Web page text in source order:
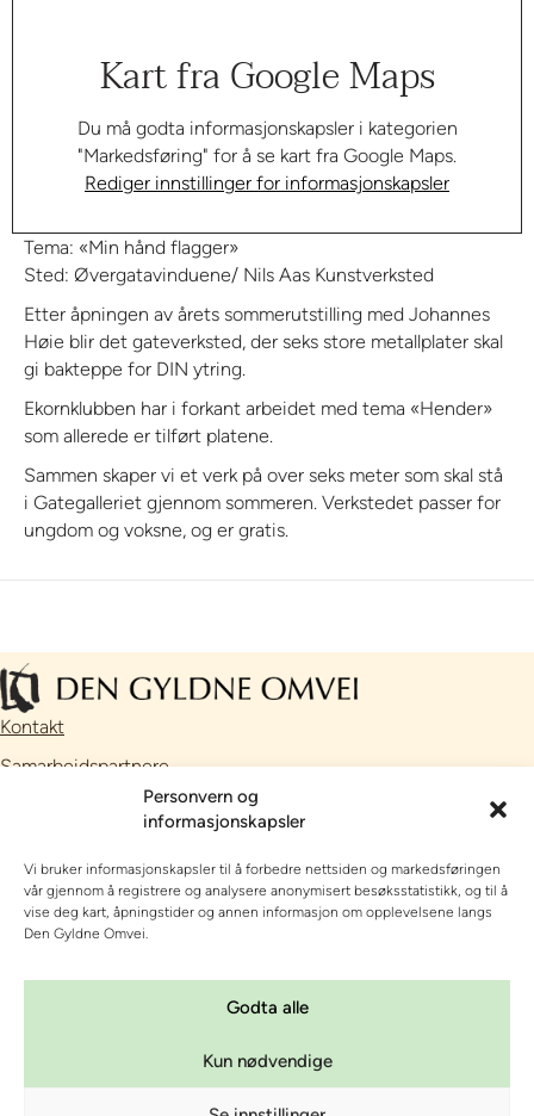
Personvern og
informasjonskapsler
Vi bruker informasjonskapsler til å forbedre nettsiden og markedsføringen
vår gjennom å registrere og analysere anonymisert besøksstatistikk, og til å
vise deg kart, åpningstider og annen informasjon om opplevelsene langs
Den Gyldne Omvei.
Godta alle
Kun nødvendige
Tema: «Min hånd flagger»
Sted: Øvergatavinduene/ Nils Aas Kunstverksted
Etter åpningen av årets sommerutstilling med Johannes
Høie blir det gateverksted, der seks store metallplater skal
gi bakteppe for DIN ytring.
Ekornklubben har i forkant arbeidet med tema «Hender»
som allerede er tilført platene.
Sammen skaper vi et verk på over seks meter som skal stå
i Gategalleriet gjennom sommeren. Verkstedet passer for
ungdom og voksne, og er gratis.
Kart fra Google Maps
Du må godta informasjonskapsler i kategorien
"Markedsføring" for å se kart fra Google Maps.
Rediger innstillinger for informasjonskapsler
Kontakt
Samarbeidspartnere
// Nettside utviklet avTalkto
OPPLEVE, SE OG GJØRE
OVERNATTING
OM DEN GYLDNE OMVEI
KURS OG KONFERANSE